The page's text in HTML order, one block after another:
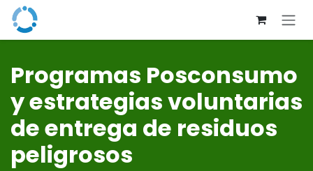
Ir al contenido
Programas Posconsumo
y estrategias voluntarias
de entrega de residuos
peligrosos